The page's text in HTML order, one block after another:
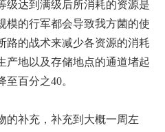
级达到满级后所消耗的资源是
模的行军都会导致我方菌的使
路的战术来减少各资源的消耗
产地以及存储地点的通道堵起
百分之40。
的补充，补充到大概一周左